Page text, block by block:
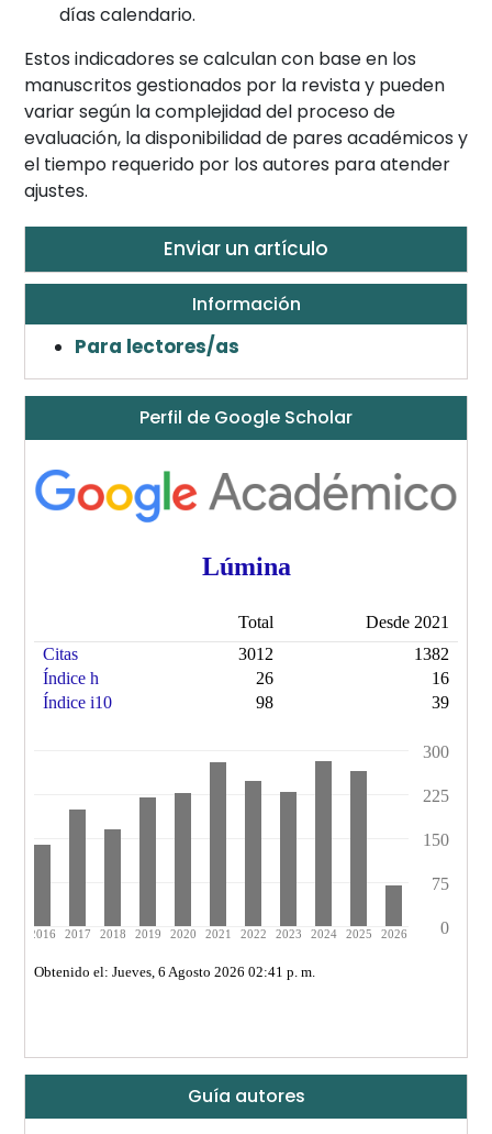
días calendario.
Estos indicadores se calculan con base en los
manuscritos gestionados por la revista y pueden
variar según la complejidad del proceso de
evaluación, la disponibilidad de pares académicos y
el tiempo requerido por los autores para atender
ajustes.
Enviar un artículo
Información
Para lectores/as
Perfil de Google Scholar
Guía autores